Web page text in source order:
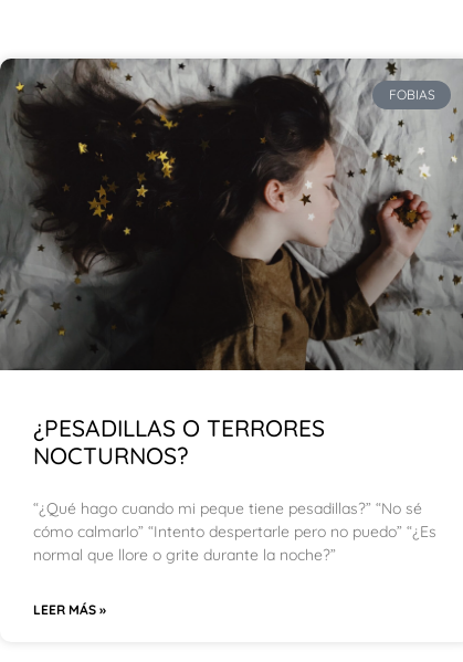
FOBIAS
¿PESADILLAS O TERRORES
NOCTURNOS?
“¿Qué hago cuando mi peque tiene pesadillas?” “No sé
cómo calmarlo” “Intento despertarle pero no puedo” “¿Es
normal que llore o grite durante la noche?”
LEER MÁS »